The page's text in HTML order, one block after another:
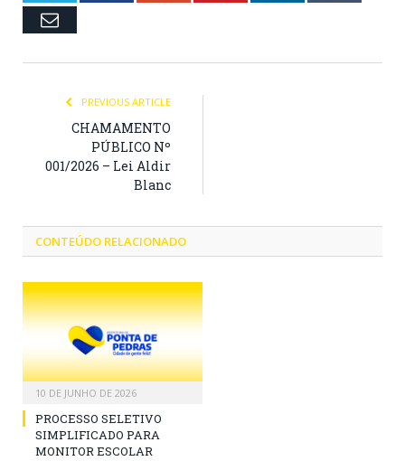
Email
PREVIOUS ARTICLE
CHAMAMENTO
PÚBLICO Nº
001/2026 – Lei Aldir
Blanc
CONTEÚDO RELACIONADO
10 DE JUNHO DE 2026
PROCESSO SELETIVO
SIMPLIFICADO PARA
MONITOR ESCOLAR